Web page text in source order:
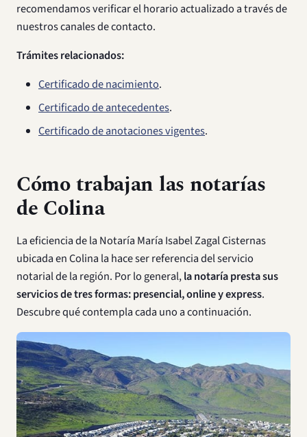
recomendamos verificar el horario actualizado a través de
nuestros canales de contacto.
Trámites relacionados:
Certificado de nacimiento.
Certificado de antecedentes.
Certificado de anotaciones vigentes.
Cómo trabajan las notarías
de Colina
La eficiencia de la Notaría María Isabel Zagal Cisternas
ubicada en Colina la hace ser referencia del servicio
notarial de la región. Por lo general,la notaría presta sus
servicios de tres formas: presencial, online y express.
Descubre qué contempla cada uno a continuación.